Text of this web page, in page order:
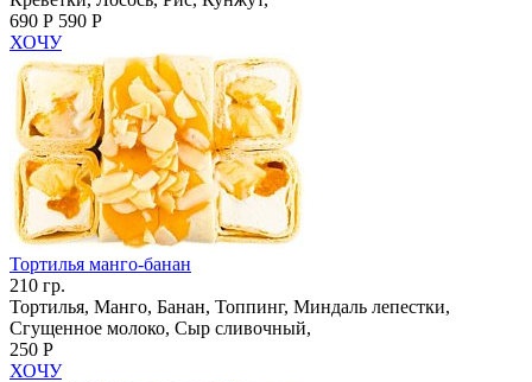
690 Р 590 Р
ХОЧУ
Тортилья манго-банан
210 гр.
Тортилья, Манго, Банан, Топпинг, Миндаль лепестки,
Сгущенное молоко, Сыр сливочный,
250 Р
ХОЧУ